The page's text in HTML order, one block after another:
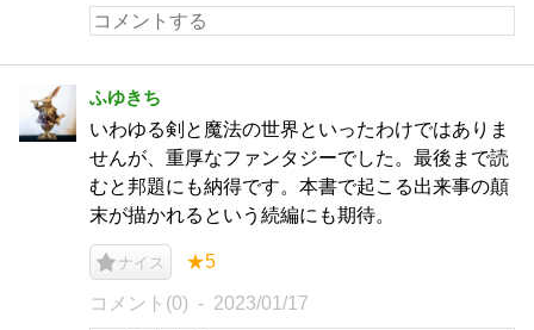
ふゆきち
いわゆる剣と魔法の世界といったわけではありま
せんが、重厚なファンタジーでした。最後まで読
むと邦題にも納得です。本書で起こる出来事の顛
末が描かれるという続編にも期待。
ナイス ★5
コメント(0) 2023/01/17